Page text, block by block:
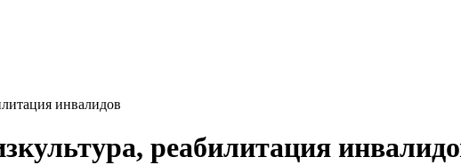
инвалидов
реабилитация